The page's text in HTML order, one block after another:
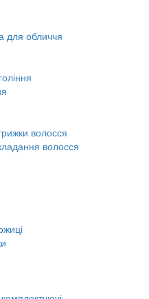
для обличчя
волосся
волосся